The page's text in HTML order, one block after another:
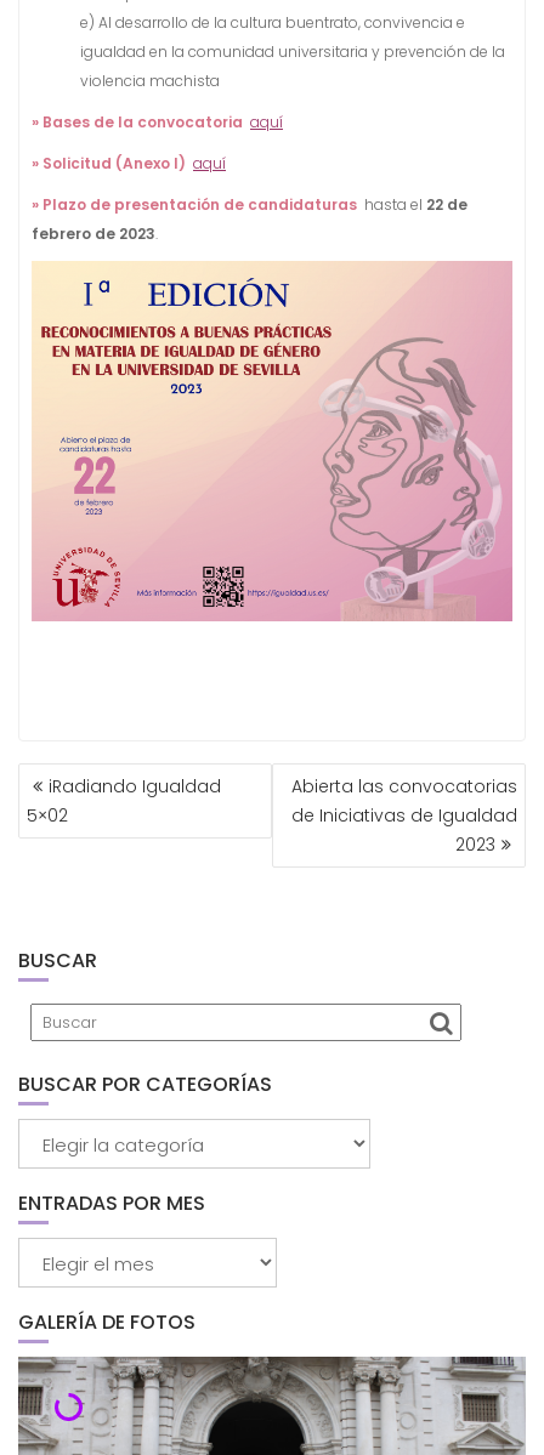
e) Al desarrollo de la cultura buentrato, convivencia e
igualdad en la comunidad universitaria y prevención de la
violencia machista
» Bases de la convocatoria aquí
» Solicitud (Anexo I) aquí
» Plazo de presentación de candidaturas hasta el 22 de
febrero de 2023.
NAVEGACIÓN
DE
ENTRADAS
iRadiando Igualdad
5×02
Abierta las convocatorias
de Iniciativas de Igualdad
2023
BUSCAR
BUSCAR POR CATEGORÍAS
ENTRADAS POR MES
GALERÍA DE FOTOS